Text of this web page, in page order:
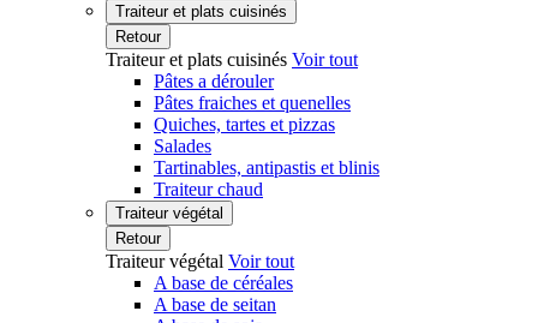
Traiteur et plats cuisinés
Retour
Traiteur et plats cuisinés Voir tout
Pâtes a dérouler
Pâtes fraiches et quenelles
Quiches, tartes et pizzas
Salades
Tartinables, antipastis et blinis
Traiteur chaud
Traiteur végétal
Retour
Traiteur végétal Voir tout
A base de céréales
A base de seitan